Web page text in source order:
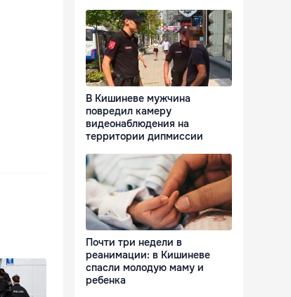
В Кишиневе мужчина
повредил камеру
видеонаблюдения на
территории дипмиссии
Почти три недели в
реанимации: в Кишиневе
спасли молодую маму и
ребенка